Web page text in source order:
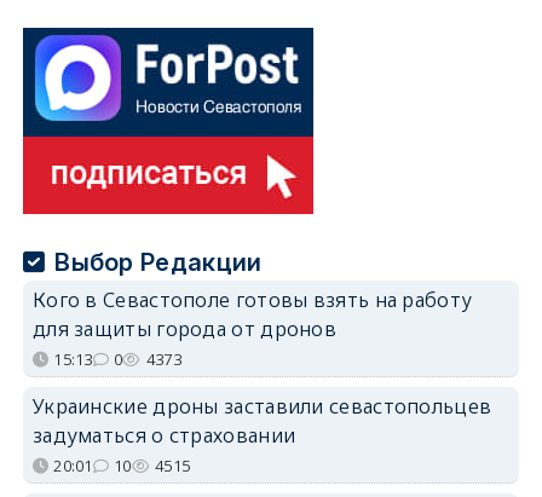
Выбор Редакции
Кого в Севастополе готовы взять на работу
для защиты города от дронов
15:13 0 4373
Украинские дроны заставили севастопольцев
задуматься о страховании
20:01 10 4515